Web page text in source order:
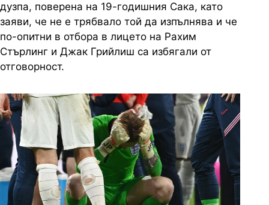
дузпа, поверена на 19-годишния Сака, като
заяви, че не е трябвало той да изпълнява и че
по-опитни в отбора в лицето на Рахим
Стърлинг и Джак Грийлиш са избягали от
отговорност.